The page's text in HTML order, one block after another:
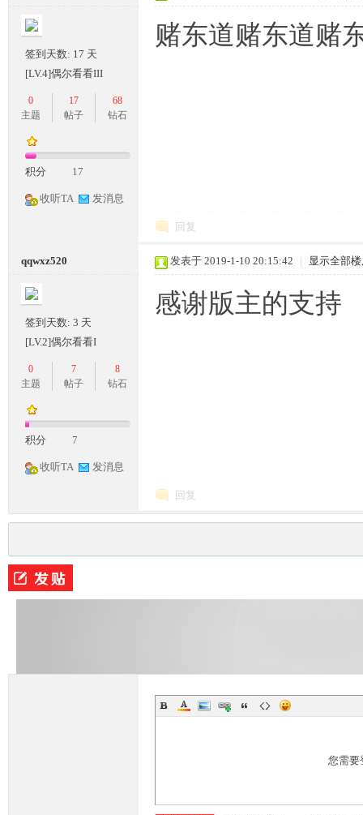
签到天数: 17 天
[LV.4]偶尔看看III
0
主题
17
帖子
68
钻石
积分 17
收听TA 发消息
赌东道赌东道赌
回复
qqwxz520
签到天数: 3 天
[LV.2]偶尔看看I
0
主题
7
帖子
8
钻石
积分 7
收听TA 发消息
发表于 2019-1-10 20:15:42 | 显示全部
感谢版主的支持
回复
您需要